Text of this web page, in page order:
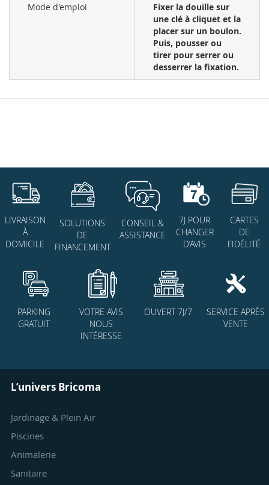
Mode d'emploi
Fixer la douille sur
une clé à cliquet et la
placer sur un boulon.
Puis, pousser ou
tirer pour serrer ou
desserrer la fixation.
LIVRAISON
À
DOMICILE
SOLUTIONS
DE
FINANCEMENT
CONSEIL &
ASSISTANCE
7J POUR
CHANGER
D’AVIS
CARTES
DE
FIDÉLITÉ
PARKING
GRATUIT
VOTRE AVIS
NOUS
INTÉRESSE
OUVERT 7J/7
SERVICE APRÈS
VENTE
L’univers Bricoma
Jardinage & Plein Air
Piscines
Animalerie
Sanitaire